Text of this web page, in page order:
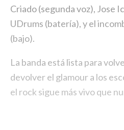
Criado (segunda voz), Jose
UDrums (batería), y el
(bajo).
La banda está lista para
devolver el glamour a los
el rock sigue más vivo que